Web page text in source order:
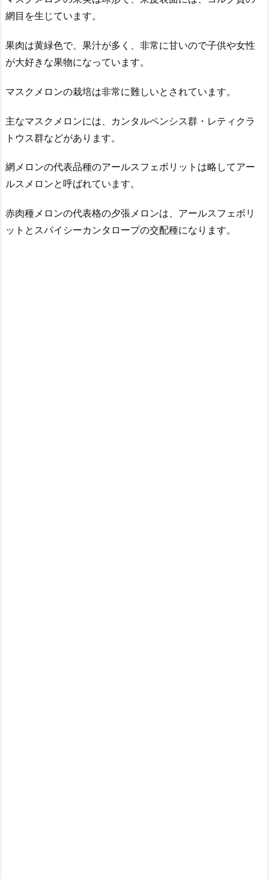
網目を生じています。
果肉は黄緑色で、果汁が多く、非常に甘いので子供や女性
が大好きな果物になっています。
マスクメロンの栽培は非常に難しいとされています。
主なマスクメロンには、カンタルペンシス群・レティクラ
トウス群などがあります。
網メロンの代表品種のアールスフェボリットは略してアー
ルスメロンと呼ばれています。
赤肉種メロンの代表格の夕張メロンは、アールスフェボリ
ットとスパイシーカンタロープの交配種になります。